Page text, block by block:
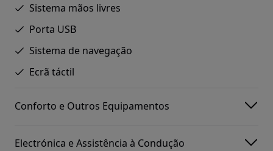
Sistema mãos livres
Porta USB
Sistema de navegação
Ecrã táctil
Conforto e Outros Equipamentos
Electrónica e Assistência à Condução